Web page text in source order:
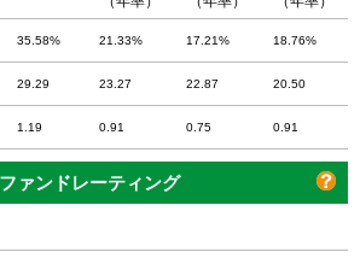
35.58% 21.33% 17.21% 18.76%
29.29 23.27 22.87 20.50
1.19 0.91 0.75 0.91
ファンドレーティング